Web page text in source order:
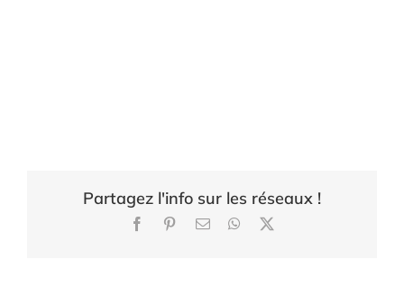
Partagez l'info sur les réseaux !
FacebookPinterest
Email WhatsApp